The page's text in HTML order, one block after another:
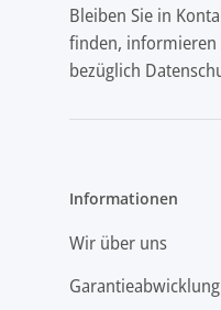
Bleiben Sie in
finden, informieren
bezüglich
Informationen
Wir über uns
Garantieabwicklung